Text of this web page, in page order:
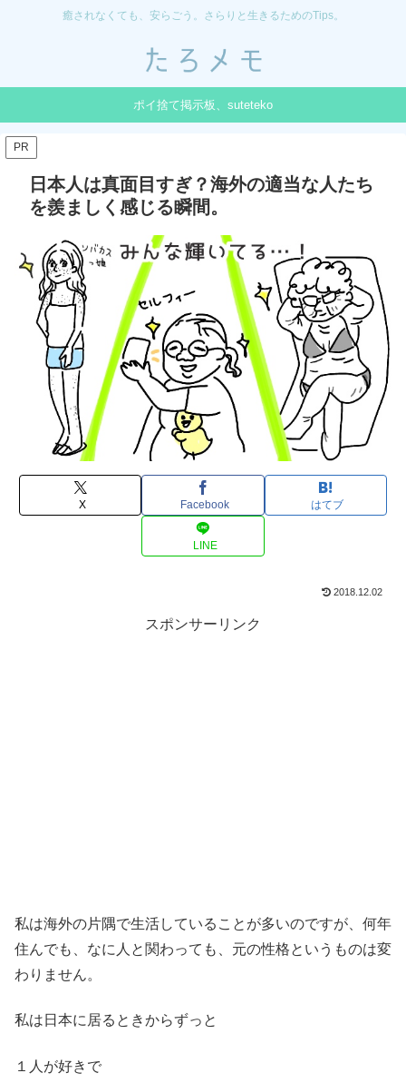
癒されなくても、安らごう。さらりと生きるためのTips。
ポイ捨て掲示板、suteteko
PR
日本人は真面目すぎ？海外の適当な人たち
を羨ましく感じる瞬間。
X Facebook はてブ
LINE
2018.12.02
スポンサーリンク
私は海外の片隅で生活していることが多いのですが、何年
住んでも、なに人と関わっても、元の性格というものは変
わりません。
私は日本に居るときからずっと
１人が好きで